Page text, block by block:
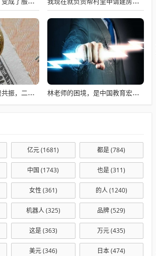
以旧换新与智性消费共振，二手电商进入“结构化增速” 林老师的困境，是中国教育宏观统筹部门的不作为。
亿元(1681) 都是(784)
中国 (1743) 也是(311)
女性 (361) 的人(1240)
机器人(325) 品牌(529)
这是(363) 万元(435)
美元(346) 日本(474)